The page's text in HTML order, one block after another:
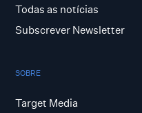
Todas as notícias
Subscrever Newsletter
SOBRE
Target Media